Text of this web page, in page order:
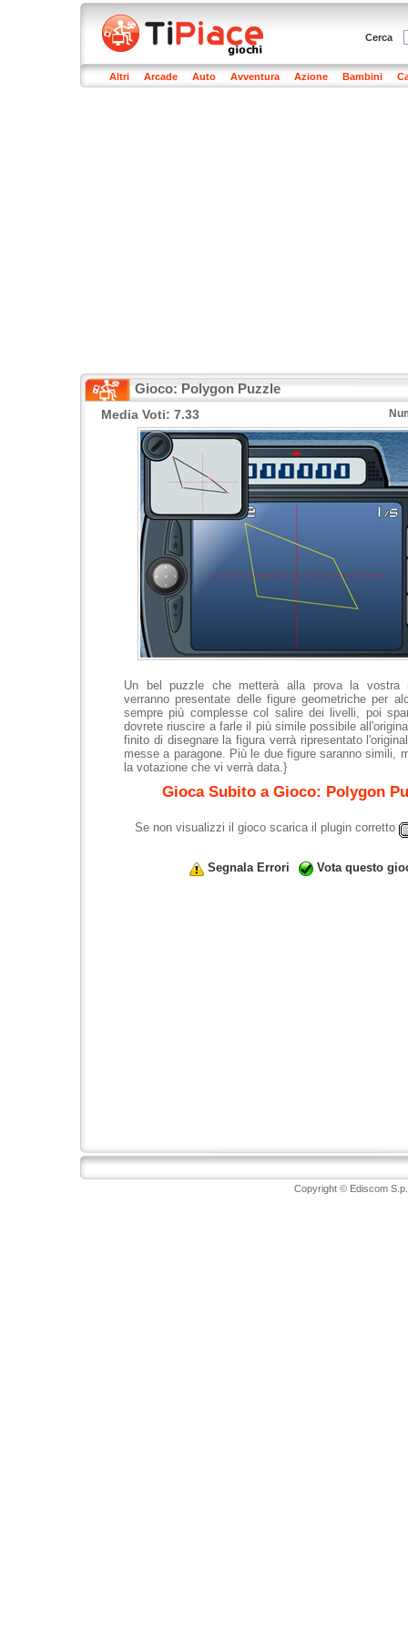
Cerca
Altri Arcade Auto Avventura Azione Bambini
Gioco: Polygon Puzzle
Media Voti: 7.33
Un bel puzzle che metterà alla prova la vostra
verranno presentate delle figure geometriche per
sempre più complesse col salire dei livelli, poi
dovrete riuscire a farle il più simile possibile
finito di disegnare la figura verrà ripresentato
messe a paragone. Più le due figure saranno simili,
la votazione che vi verrà data.}
Gioca Subito a Gioco: Polygon
Se non visualizzi il gioco scarica il plugin corretto
Segnala Errori Vota questo
Copyright © Ediscom